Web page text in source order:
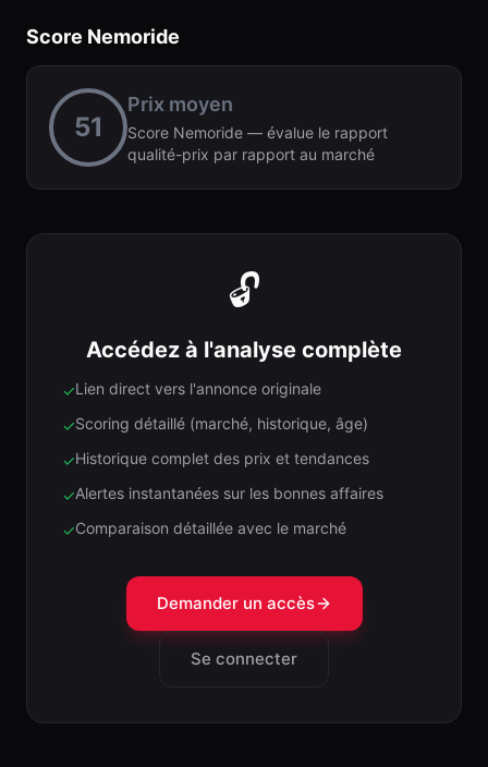
Score Nemoride
51
Prix moyen
Score Nemoride — évalue le rapport
qualité-prix par rapport au marché
🔓
Accédez à l'analyse complète
✓Lien direct vers l'annonce originale
✓Scoring détaillé (marché, historique, âge)
✓Historique complet des prix et tendances
✓Alertes instantanées sur les bonnes affaires
✓Comparaison détaillée avec le marché
Demander un accès
Se connecter